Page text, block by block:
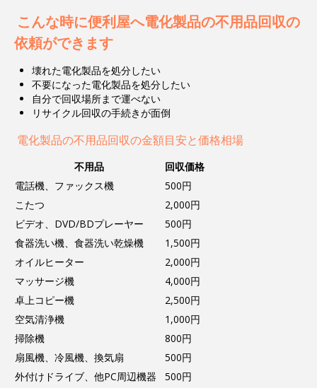
こんな時に便利屋へ電化製品の不用品回収の
依頼ができます
壊れた電化製品を処分したい
不要になった電化製品を処分したい
自分で回収場所まで運べない
リサイクル回収の手続きが面倒
電化製品の不用品回収の金額目安と価格相場
不用品
回収価格
電話機、ファックス機
500円
こたつ
2,000円
ビデオ、DVD/BDプレーヤー
500円
食器洗い機、食器洗い乾燥機
1,500円
オイルヒーター
2,000円
マッサージ機
4,000円
卓上コピー機
2,500円
空気清浄機
1,000円
掃除機
800円
扇風機、冷風機、換気扇
500円
外付けドライブ、他PC周辺機器
500円